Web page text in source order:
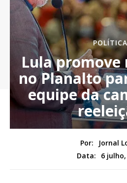
POLÍTICA
Lula promove
no Planalto
equipe da
Por:
Jornal
Data:
6